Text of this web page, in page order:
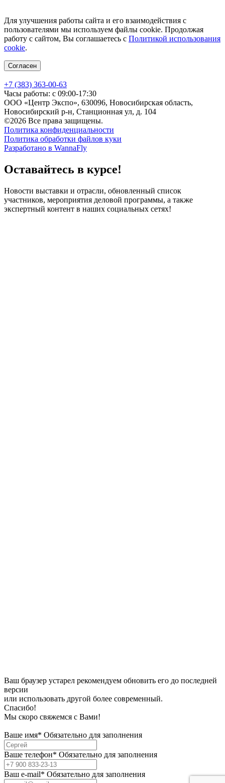
Для улучшения работы сайта и его взаимодействия с
пользователями мы используем файлы cookie. Продолжая
работу с сайтом, Вы соглашаетесь с Политикой использования
cookie.
Согласен
+7 (383) 363-00-63
Часы работы: с 09:00-17:30
ООО «Центр Экспо», 630096, Новосибирская область,
Новосибирский р-н, Станционная ул, д. 104
©2026 Все права защищены.
Политика конфиденциальности
Политика обработки файлов куки
Разработано в WannaFly
Оставайтесь в курсе!
Новости выставки и отрасли, обновленный список
участников, мероприятия деловой программы, а также
экспертный контент в наших социальных сетях!
Ваш браузер устарел рекомендуем обновить его до последней
версии
или использовать другой более современный.
Спасибо!
Мы скоро свяжемся с Вами!
Ваше имя* Обязательно для заполнения
Ваше телефон* Обязательно для заполнения
Bаш e-mail* Обязательно для заполнения